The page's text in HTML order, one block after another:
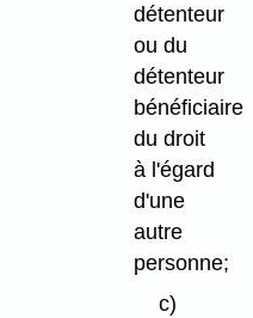
détenteur
ou du
détenteur
bénéficiaire
du droit
à l'égard
d'une
autre
personne;
c)